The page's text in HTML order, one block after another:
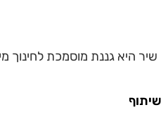
שיר היא גננת מוסמכת לחינוך
שיתוף